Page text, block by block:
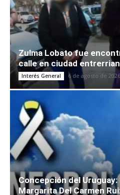
Zulma Lobato fue
calle en ciudad
Interés General 6 de agosto de 2026
Concepción del Uruguay:
Margarita Del Carmen